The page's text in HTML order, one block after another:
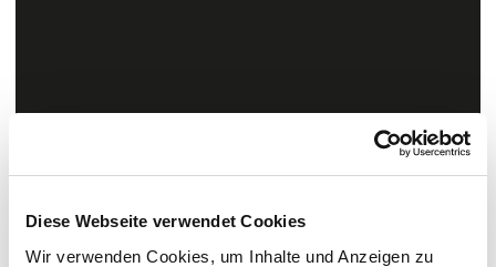
Diese Webseite verwendet Cookies
Wir verwenden Cookies, um Inhalte und Anzeigen zu
*Champs obligatoires